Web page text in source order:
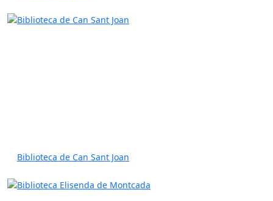
Biblioteca de Can Sant Joan